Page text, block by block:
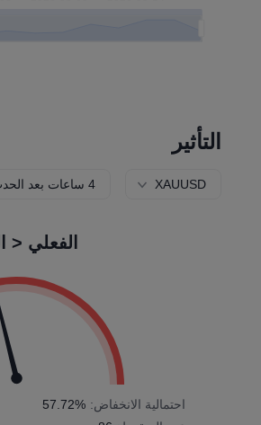
التأثير
XAUUSD 4 ساعات بعد الحدث
الفعلي <
احتمالية الانخفاض: 57.72%